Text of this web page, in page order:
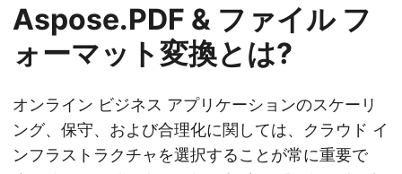
Aspose.PDF & ファイル フ
ォーマット変換とは?
オンライン ビジネス アプリケーションのスケーリ
ング、保守、および合理化に関しては、クラウド イ
ンフラストラクチャを選択することが常に重要で